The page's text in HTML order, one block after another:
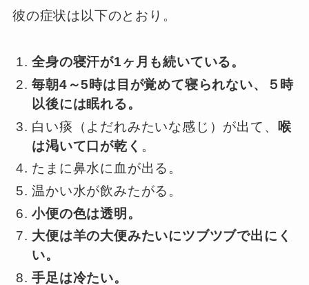
彼の症状は以下のとおり。
全身の寝汗が1ヶ月も続いている。
毎朝4～5時は目が覚めて寝られない、５時
以後には眠れる。
白い痰（よだれみたいな感じ）が出て、
喉
は渇いて口が乾く 。
たまに鼻水に血が出る。
温かい水が飲みたがる。
小便の色は透明。
大便は羊の大便みたいにツブツブで出にく
い。
手足は冷たい。